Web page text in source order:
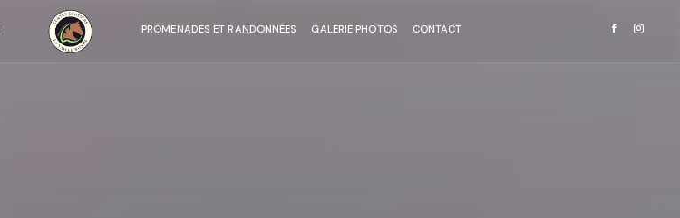
PROMENADES ET RANDONNÉES GALERIE PHOTOS CONTACT